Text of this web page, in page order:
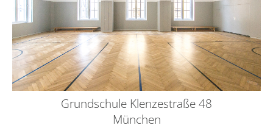
Grundschule Klenzestraße 48
München